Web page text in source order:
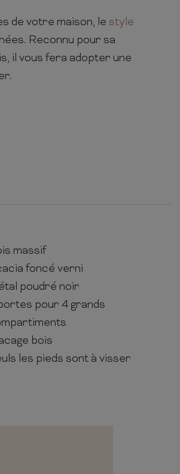
de votre maison, le style
Reconnu pour sa
il vous fera adopter une
massif
foncé verni
poudré noir
pour 4 grands
bois
les pieds sont à visser